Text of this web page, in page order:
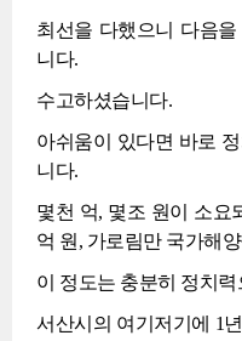
최선을 다했으니 다음
니다.
수고하셨습니다.
아쉬움이 있다면 바로
니다.
몇천 억, 몇조 원이 소요
억 원, 가로림만 국가해
이 정도는 충분히 정치
서산시의 여기저기에 1